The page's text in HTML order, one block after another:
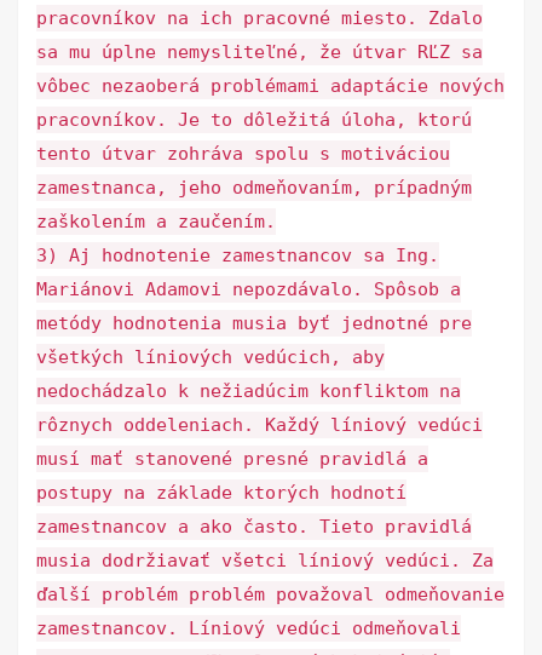
pracovníkov na ich pracovné miesto. Zdalo
sa mu úplne nemysliteľné, že útvar RĽZ sa
vôbec nezaoberá problémami adaptácie nových
pracovníkov. Je to dôležitá úloha, ktorú
tento útvar zohráva spolu s motiváciou
zamestnanca, jeho odmeňovaním, prípadným
zaškolením a zaučením.
3) Aj hodnotenie zamestnancov sa Ing.
Mariánovi Adamovi nepozdávalo. Spôsob a
metódy hodnotenia musia byť jednotné pre
všetkých líniových vedúcich, aby
nedochádzalo k nežiadúcim konfliktom na
rôznych oddeleniach. Každý líniový vedúci
musí mať stanovené presné pravidlá a
postupy na základe ktorých hodnotí
zamestnancov a ako často. Tieto pravidlá
musia dodržiavať všetci líniový vedúci. Za
ďalší problém problém považoval odmeňovanie
zamestnancov. Líniový vedúci odmeňovali